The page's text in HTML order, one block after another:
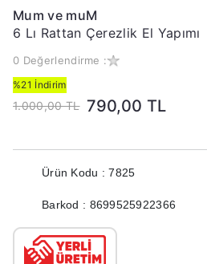
Mum ve muM
6 Lı Rattan Çerezlik El Yapımı
0 Değerlendirme :
%21 İndirim
1.000,00 TL 790,00 TL
Ürün Kodu : 7825
Barkod : 8699525922366